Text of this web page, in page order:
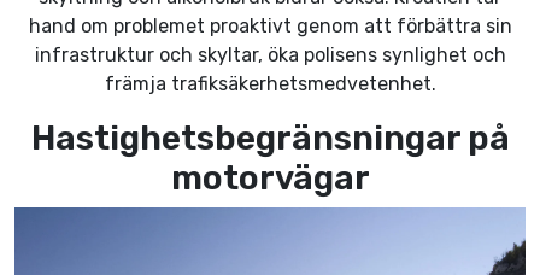
hand om problemet proaktivt genom att förbättra sin
infrastruktur och skyltar, öka polisens synlighet och
främja trafiksäkerhetsmedvetenhet.
Hastighetsbegränsningar på
motorvägar